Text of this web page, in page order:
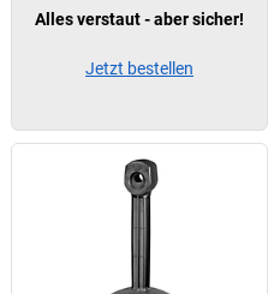
Alles verstaut - aber sicher!
Jetzt bestellen